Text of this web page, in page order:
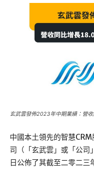
玄武雲發佈2023年中期業績：營
中國本土領先的智慧
司（「玄武雲」或「公
日公佈了其截至二零二三